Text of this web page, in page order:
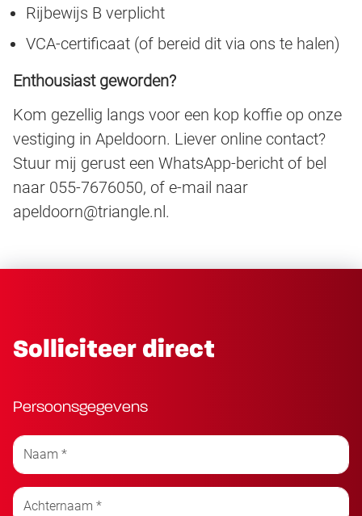
Rijbewijs B verplicht
VCA-certificaat (of bereid dit via ons te halen)
Enthousiast geworden?
Kom gezellig langs voor een kop koffie op onze
vestiging in Apeldoorn. Liever online contact?
Stuur mij gerust een WhatsApp-bericht of bel
naar 055-7676050, of e-mail naar
apeldoorn@triangle.nl.
Solliciteer direct
Persoonsgegevens